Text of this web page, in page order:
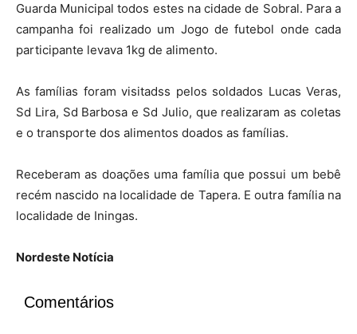
Guarda Municipal todos estes na cidade de Sobral. Para a
campanha foi realizado um Jogo de futebol onde cada
participante levava 1kg de alimento.
As famílias foram visitadss pelos soldados Lucas Veras,
Sd Lira, Sd Barbosa e Sd Julio, que realizaram as coletas
e o transporte dos alimentos doados as famílias.
Receberam as doações uma família que possui um bebê
recém nascido na localidade de Tapera. E outra família na
localidade de Iningas.
Nordeste Notícia
Comentários